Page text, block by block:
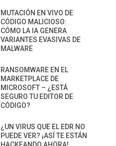
MUTACIÓN EN VIVO DE
CÓDIGO MALICIOSO:
CÓMO LA IA GENERA
VARIANTES EVASIVAS DE
MALWARE
RANSOMWARE EN EL
MARKETPLACE DE
MICROSOFT – ¿ESTÁ
SEGURO TU EDITOR DE
CÓDIGO?
¿UN VIRUS QUE EL EDR NO
PUEDE VER? ¡ASÍ TE ESTÁN